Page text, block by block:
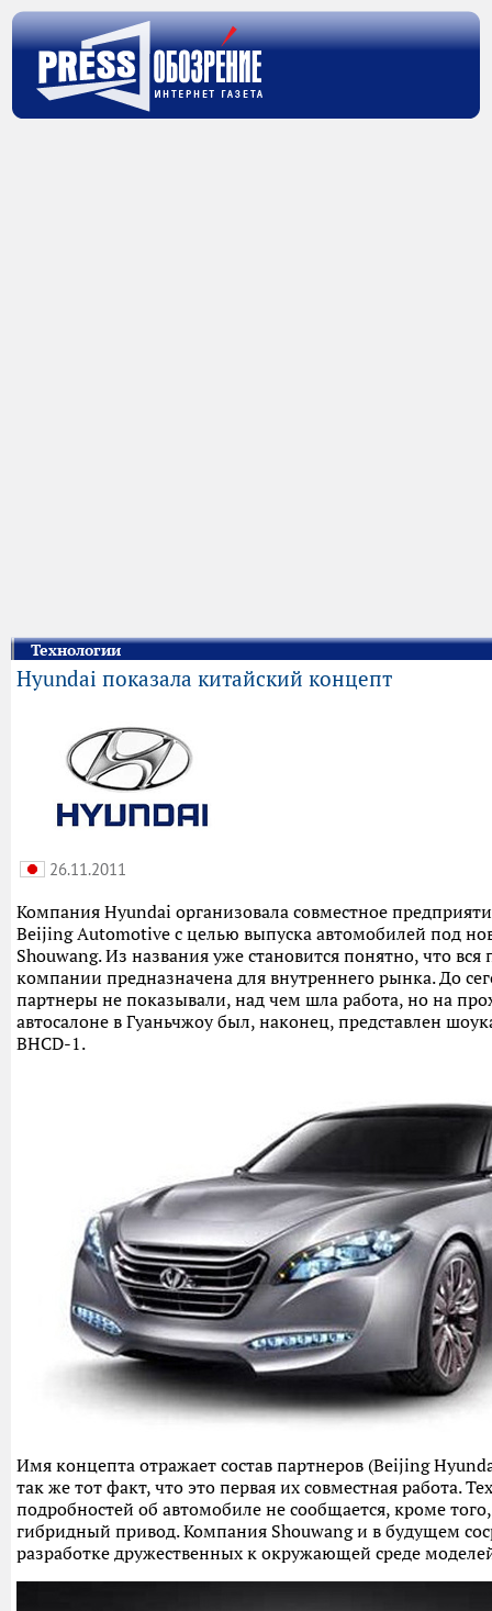
Технологии
Hyundai показала китайский концепт
26.11.2011
Компания Hyundai организовала совместное
Beijing Automotive с целью выпуска автомобилей под
Shouwang. Из названия уже становится понятно, что
компании предназначена для внутреннего рынка. До
партнеры не показывали, над чем шла работа, но на
автосалоне в Гуаньчжоу был, наконец, представлен
BHCD-1.
Имя концепта отражает состав партнеров (Beijing
так же тот факт, что это первая их совместная работа.
подробностей об автомобиле не сообщается, кроме
гибридный привод. Компания Shouwang и в будущем
разработке дружественных к окружающей среде